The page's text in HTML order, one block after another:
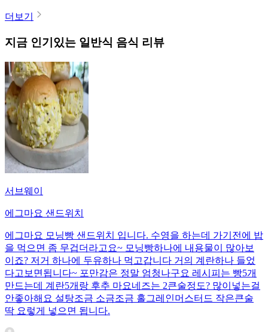
더보기
지금 인기있는 일반식 음식 리뷰
서브웨이
에그마요 샌드위치
에그마요 모닝빵 샌드위치 입니다. 수영을 하는데 가기전에 밥
을 먹으면 좀 무겁더라고요~ 모닝빵하나에 내용물이 많아보
이죠? 저거 하나에 두유하나 먹고갑니다 거의 계란하나 들었
다고보면됩니다~ 포만감은 정말 엄청나구요 레시피는 빵5개
만드는데 계란5개랑 후추 마요네즈는 2큰술정도? 많이넣는걸
안좋아해요 설탕조금 소금조금 홀그레인머스터드 작은큰술
딱 요렇게 넣으면 됩니다.